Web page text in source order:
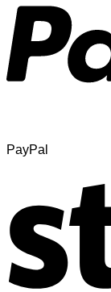
PayPal